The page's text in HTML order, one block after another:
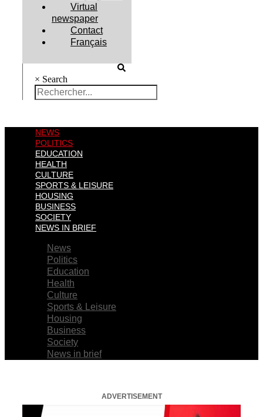
Virtual
newspaper
Contact
Français
× Search
NEWS
POLITICS
EDUCATION
HEALTH
CULTURE
SPORTS & LEISURE
HOUSING
BUSINESS
SOCIETY
NEWS IN BRIEF
News
Politics
Education
Health
Culture
Sports & Leisure
Housing
Business
Society
News in brief
ADVERTISEMENT